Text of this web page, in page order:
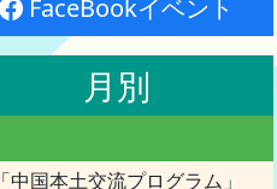
FaceBookイベント
月別
「中国本土交流プログラム」